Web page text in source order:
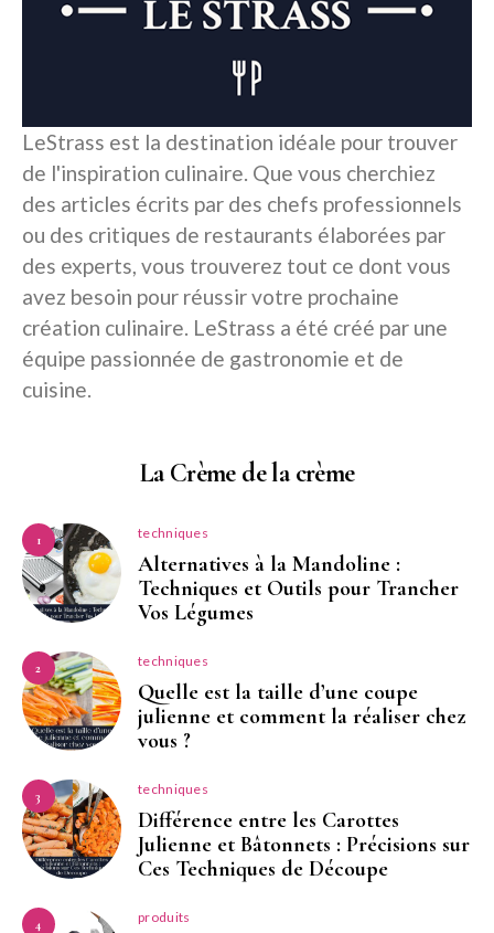
LeStrass est la destination idéale pour trouver
de l'inspiration culinaire. Que vous cherchiez
des articles écrits par des chefs professionnels
ou des critiques de restaurants élaborées par
des experts, vous trouverez tout ce dont vous
avez besoin pour réussir votre prochaine
création culinaire. LeStrass a été créé par une
équipe passionnée de gastronomie et de
cuisine.
La Crème de la crème
1 techniques
Alternatives à la Mandoline :
Techniques et Outils pour Trancher
Vos Légumes
2 techniques
Quelle est la taille d’une coupe
julienne et comment la réaliser chez
vous ?
3 techniques
Différence entre les Carottes
Julienne et Bâtonnets : Précisions sur
Ces Techniques de Découpe
4 produits